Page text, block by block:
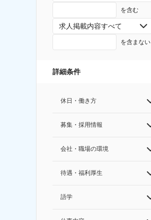
を含む
求人掲載内容すべて
を含まない
詳細条件
休日・働き方
募集・採用情報
会社・職場の環境
待遇・福利厚生
語学